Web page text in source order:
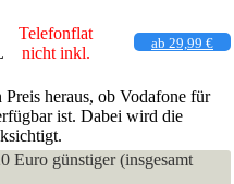
Telefonflat
nicht inkl.
ab 29,99 €
heraus, ob Vodafone für
ist. Dabei wird die
Euro günstiger (insgesamt